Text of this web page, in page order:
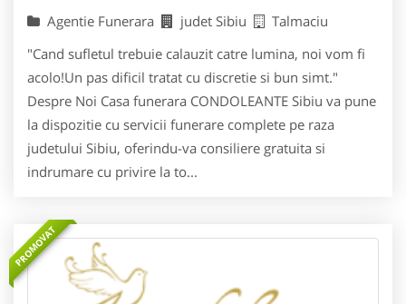
Agentie Funerara judet Sibiu
Talmaciu
"Cand sufletul trebuie calauzit catre lumina, noi vom fi
acolo!Un pas dificil tratat cu discretie si bun simt."
Despre Noi Casa funerara CONDOLEANTE Sibiu va pune
la dispozitie cu servicii funerare complete pe raza
judetului Sibiu, oferindu-va consiliere gratuita si
indrumare cu privire la to...
PROMOVAT